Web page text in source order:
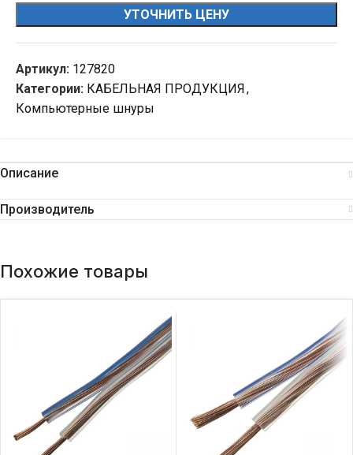
УТОЧНИТЬ ЦЕНУ
Артикул: 127820
Категории: КАБЕЛЬНАЯ ПРОДУКЦИЯ,
Компьютерные шнуры
Описание
Производитель
Похожие товары